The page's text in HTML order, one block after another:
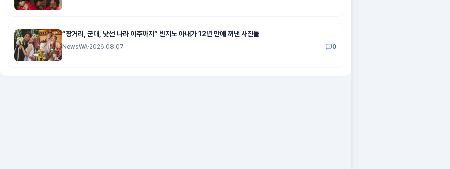
“장거리, 군대, 낯선 나라 이주까지” 빈지노 아내가 12년 만에 꺼낸 사진들
NewsWA·2026.08.07 0